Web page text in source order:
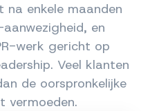
enkele maanden
en
werk gericht op
Veel klanten
de oorspronkelijke
vermoeden.